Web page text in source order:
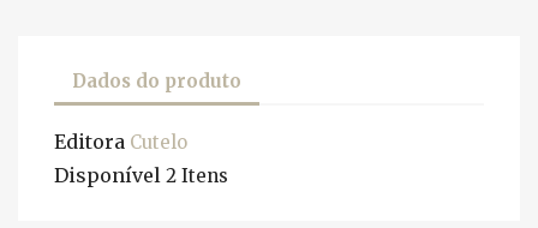
Dados do produto
Editora Cutelo
Disponível 2 Itens